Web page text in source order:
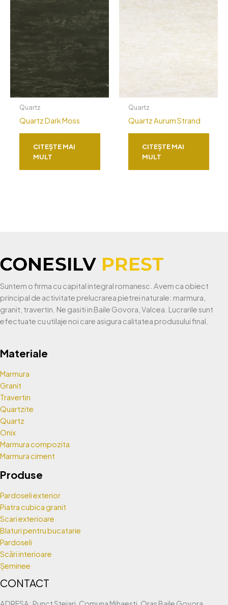
Quartz
Quartz Dark Moss
CITEȘTE MAI
MULT
Quartz
Quartz Aurum Strand
CITEȘTE MAI
MULT
Suntem o firma cu capital integral romanesc. Avem ca obiect
principal de activitate prelucrarea pietrei naturale: marmura,
granit, travertin. Ne gasiti in Baile Govora, Valcea. Lucrarile sunt
efectuate cu utilaje noi care asigura calitatea produsului final.
Materiale
Marmura
Granit
Travertin
Quartzite
Quartz
Onix
Marmura compozita
Marmura ciment
Produse
Pardoseli exterior
Piatra cubica granit
Scari exterioare
Blaturi pentru bucatarie
Pardoseli
Scări interioare
Șeminee
CONTACT